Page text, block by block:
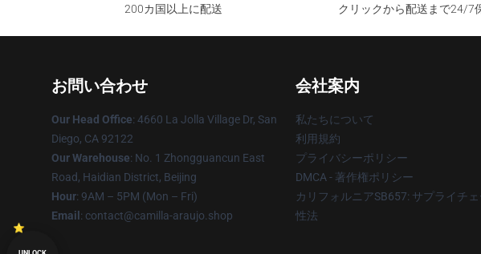
200カ国以上に配送
クリックから配送まで24/7
お問い合わせ
Our Head Office: 4660 La Jolla Village Dr, San
Diego, CA 92122
Our Warehouse: No. 1 Zhongguancun East
Road, Haidian District, Beijing
Hour: 9AM – 5PM (Mon – Fri)
Email : contact@camilla-araujo.shop
会社案内
私たちについて
利用規約
プライバシーポリシー
DMCA - 著作権ポリシー
カリフォルニアSB657: サプライチ
性法